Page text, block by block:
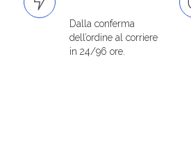
Dalla conferma
dell’ordine al corriere
in 24/96 ore.